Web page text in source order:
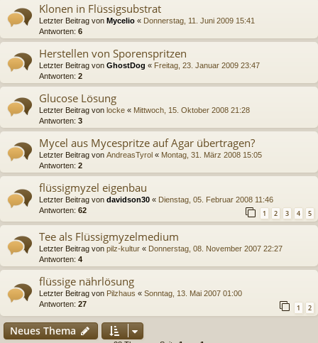
Klonen in Flüssigsubstrat
Letzter Beitrag von Mycelio « Donnerstag, 11. Juni 2009 15:41
Antworten: 6
Herstellen von Sporenspritzen
Letzter Beitrag von GhostDog « Freitag, 23. Januar 2009 23:47
Antworten: 2
Glucose Lösung
Letzter Beitrag von locke « Mittwoch, 15. Oktober 2008 21:28
Antworten: 3
Mycel aus Mycespritze auf Agar übertragen?
Letzter Beitrag von AndreasTyrol « Montag, 31. März 2008 15:05
Antworten: 2
flüssigmyzel eigenbau
Letzter Beitrag von davidson30 « Dienstag, 05. Februar 2008 11:46
Antworten: 62 1 2 3 4 5
Tee als Flüssigmyzelmedium
Letzter Beitrag von pilz-kultur « Donnerstag, 08. November 2007 22:27
Antworten: 4
flüssige nährlösung
Letzter Beitrag von Pilzhaus « Sonntag, 13. Mai 2007 01:00
Antworten: 27 1 2
Neues Thema